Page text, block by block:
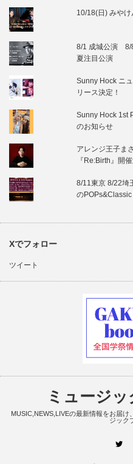
10/18(日) みや
8/1 成城公演 8/
夏注目公演
Sunny Hock ニ
リース決定！
Sunny Hock 1st
のお知らせ
アレンジ王子ま
『Re:Birth』開催
8/11東京 8/22埼
のPOPs&Classic
Xでフォロー
ツイート
ミュージ
MUSIC,NEWS,LIVEの最新情報をお届
ジック